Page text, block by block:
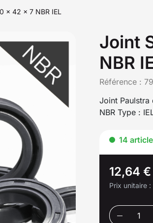
x 42 x 7 NBR IEL
Joint
NBR
Référence :
Joint
NBR Type :
14
12,64
Prix unitaire :